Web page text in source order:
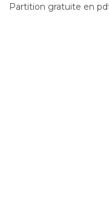
Partition gratuite en